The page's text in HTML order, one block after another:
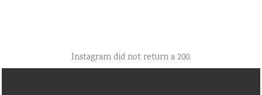
Instagram did not return a 200.